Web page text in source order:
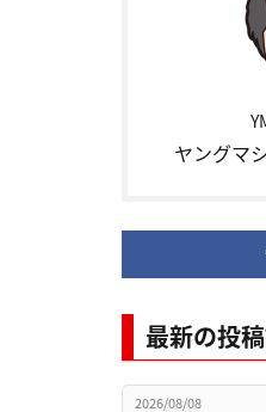
ヤングマ
最新の投
2026/08/08